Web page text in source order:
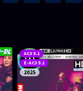
AC3 5.1
E-AC3 5.1
2025